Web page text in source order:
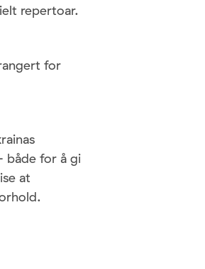
repertoar.
for
både for å gi
at